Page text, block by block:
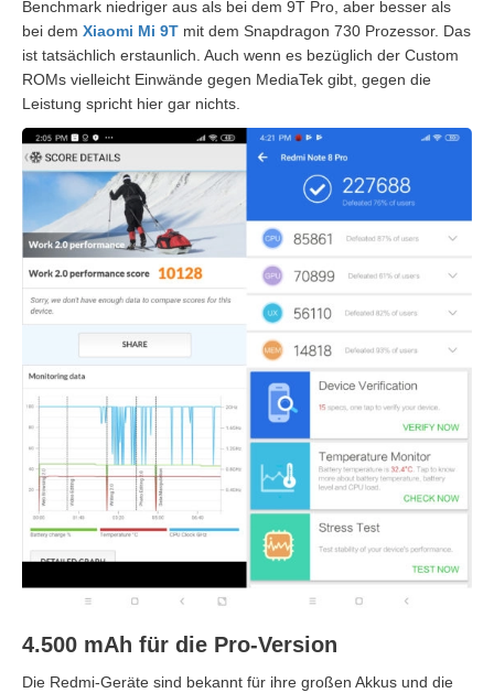
Benchmark niedriger aus als bei dem 9T Pro, aber besser als
bei dem Xiaomi Mi 9T mit dem Snapdragon 730 Prozessor. Das
ist tatsächlich erstaunlich. Auch wenn es bezüglich der Custom
ROMs vielleicht Einwände gegen MediaTek gibt, gegen die
Leistung spricht hier gar nichts.
4.500 mAh für die Pro-Version
Die Redmi-Geräte sind bekannt für ihre großen Akkus und die